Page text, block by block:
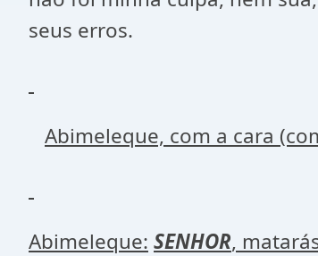
seus erros.
Abimeleque, com a cara
Abimeleque: SENHOR,